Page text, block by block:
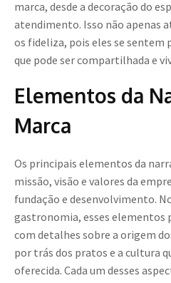
marca, desde a decoração do
atendimento. Isso não apenas
os fideliza, pois eles se sentem
que pode ser compartilhada e
Elementos da
Marca
Os principais elementos da
missão, visão e valores da
fundação e desenvolvimento.
gastronomia, esses elementos
com detalhes sobre a origem
por trás dos pratos e a cultura
oferecida. Cada um desses